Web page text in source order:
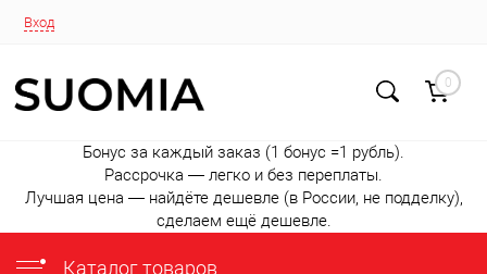
Вход
0
Бонус за каждый заказ (1 бонус =1 рубль).
Рассрочка — легко и без переплаты.
Лучшая цена — найдёте дешевле (в России, не подделку),
сделаем ещё дешевле.
Каталог товаров